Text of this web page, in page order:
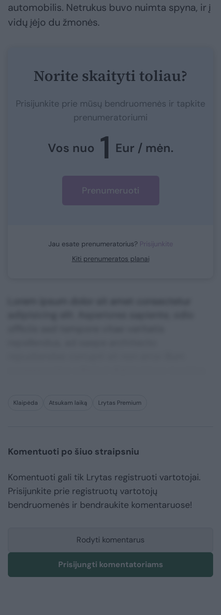
automobilis. Netrukus buvo nuimta spyna, ir į
vidų įėjo du žmonės.
Norite skaityti toliau?
Prisijunkite prie mūsų bendruomenės ir tapkite
prenumeratoriumi
Vos nuo 1 Eur / mėn.
Prenumeruoti
Jau esate prenumeratorius? Prisijunkite
Kiti prenumeratos planai
Klaipėda Atsukam laiką Lrytas Premium
Komentuoti po šiuo straipsniu
Komentuoti gali tik Lrytas registruoti vartotojai.
Prisijunkite prie registruotų vartotojų
bendruomenės ir bendraukite komentaruose!
Rodyti komentarus
Prisijungti komentatoriams